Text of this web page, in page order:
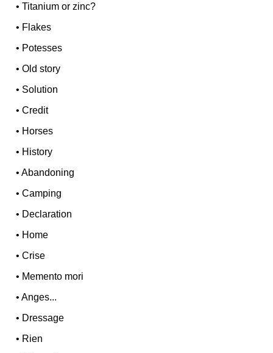
•Titanium or zinc?
• Flakes
• Potesses
•Old story
• Solution
•Credit
• Horses
• History
•Abandoning
•Camping
• Declaration
• Home
•Crise
• Memento mori
•Anges...
• Dressage
• Rien